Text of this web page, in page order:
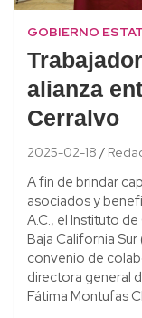
GOBIERNO
alianza
Cerralvo
2025-02-18
A fin de brindar
asociados y
A.C., el Instituto
Baja California
convenio de
directora general
Fátima Montufas